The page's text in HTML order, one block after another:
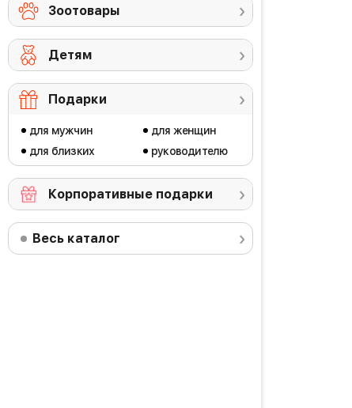
Зоотовары
Детям
Подарки
для мужчин
для близких
для женщин
руководителю
Корпоративные подарки
Весь каталог